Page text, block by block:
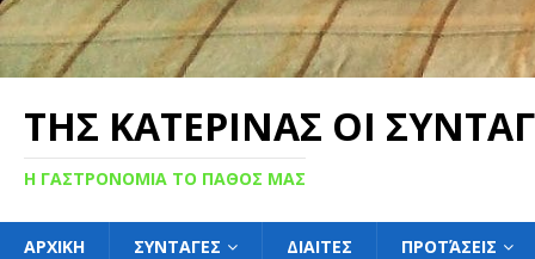
ΤΗΣ ΚΑΤΕΡΙΝΑΣ ΟΙ
Η ΓΑΣΤΡΟΝΟΜΙΑ ΤΟ ΠΑΘΟΣ ΜΑΣ
ΑΡΧΙΚΗ ΣΥΝΤΑΓΕΣ ΔΙΑΙΤΕΣ ΠΡΟΤΆΣΕΙΣ